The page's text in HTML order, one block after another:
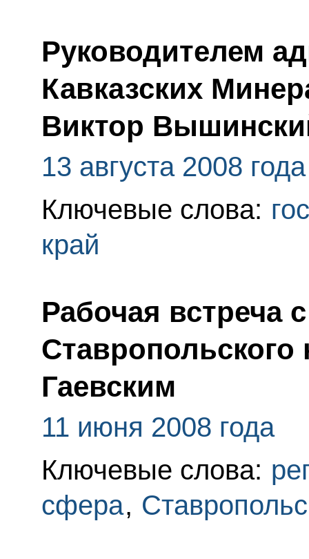
Руководителем
Кавказских
Виктор
13 августа 2008 года
Ключевые слова:
край
Рабочая встреча
Ставропольского
Гаевским
11 июня 2008 года
Ключевые слова:
сфера,